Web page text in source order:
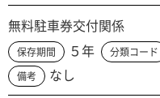
無料駐車券交付関係
保存期間 ５年 分類コード
備考 なし